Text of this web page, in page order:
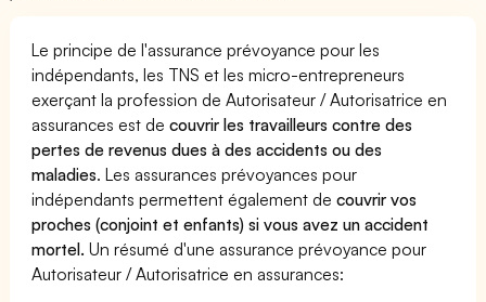
Le principe de l'assurance prévoyance pour les
indépendants, les TNS et les micro-entrepreneurs
exerçant la profession de Autorisateur / Autorisatrice en
assurances est decouvrir les travailleurs contre des
pertes de revenus dues à des accidents ou des
maladies. Les assurances prévoyances pour
indépendants permettent également decouvrir vos
proches (conjoint et enfants) si vous avez un accident
mortel. Un résumé d'une assurance prévoyance pour
Autorisateur / Autorisatrice en assurances: